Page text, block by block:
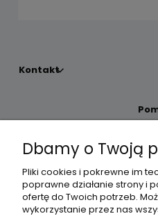
Kontakt
Moje
Płatności
Dbamy o Twoją
Pliki cookies i pokrewne im
poprawne działanie strony i
ofertę do Twoich potrzeb.
wykorzystanie przez nas